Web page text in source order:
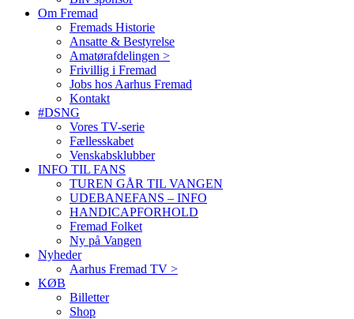
Om Fremad
Fremads Historie
Ansatte & Bestyrelse
Amatørafdelingen >
Frivillig i Fremad
Jobs hos Aarhus Fremad
Kontakt
#DSNG
Vores TV-serie
Fællesskabet
Venskabsklubber
INFO TIL FANS
TUREN GÅR TIL VANGEN
UDEBANEFANS – INFO
HANDICAPFORHOLD
Fremad Folket
Ny på Vangen
Nyheder
Aarhus Fremad TV >
KØB
Billetter
Shop